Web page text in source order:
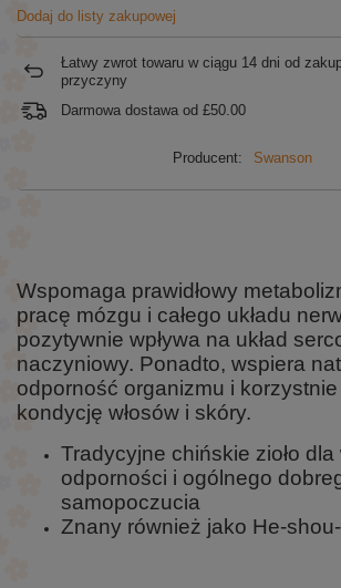
Dodaj do listy zakupowej
Łatwy zwrot towaru w ciągu 14 dni od
przyczyny
Darmowa dostawa od £50.00
Producent: Swanson
Wspomaga prawidłowy
pracę mózgu i całego układu
pozytywnie wpływa na układ
naczyniowy. Ponadto, wspiera
odporność organizmu i korzystnie
kondycję włosów i skóry.
Tradycyjne chińskie zioło
odporności i ogólnego
samopoczucia
Znany również jako He-